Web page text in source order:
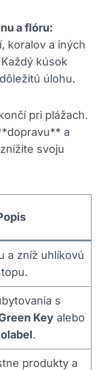
a flóru:
koralov a iných
kúsok
úlohu.
pri plážach.
a
svoju
a zníž uhlíkovú
s
Keyalebo
.
produkty a